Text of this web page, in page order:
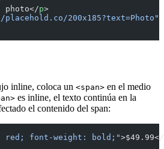
p>
200x185?text=Photo"
inline, coloca un <span> en el medio
es inline, el texto continúa en la
el contenido del span:
red; font-weight: bold;">$49.99</